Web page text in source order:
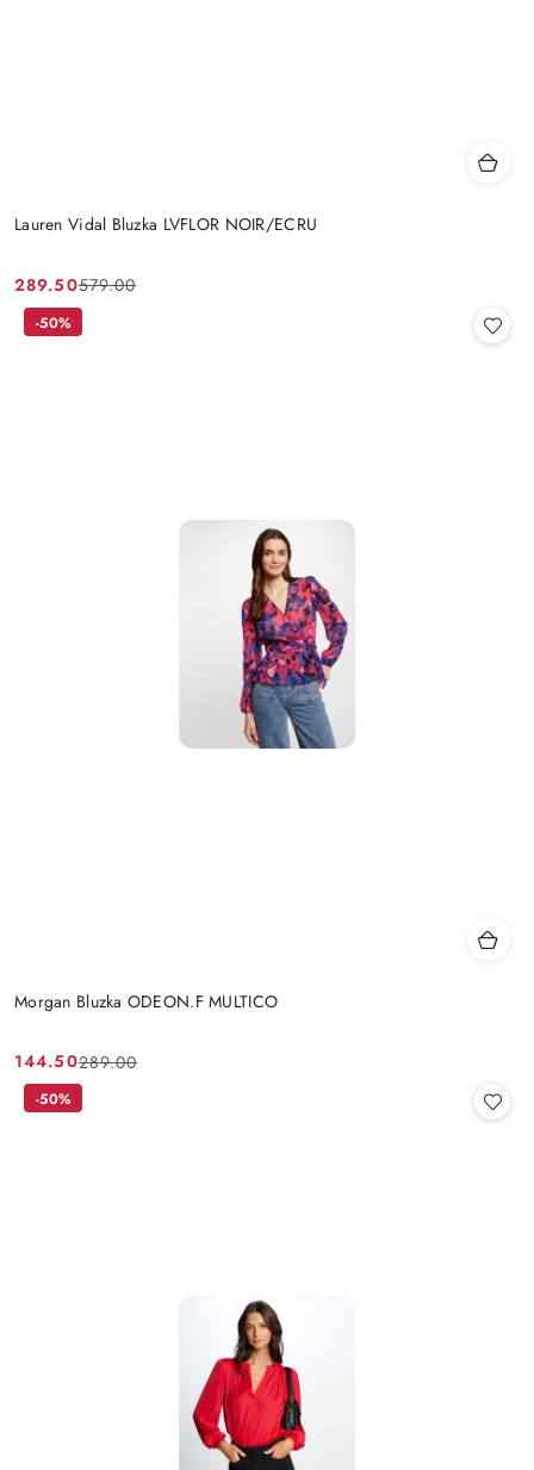
Lauren Vidal Bluzka LVFLOR NOIR/ECRU
Cena
promocyjna:
289.50
Cena
przed
579.00
Morgan Bluzka ODEON.F MULTICO
Cena
promocyjna:
144.50
Cena
przed
289.00
-50%
-50%